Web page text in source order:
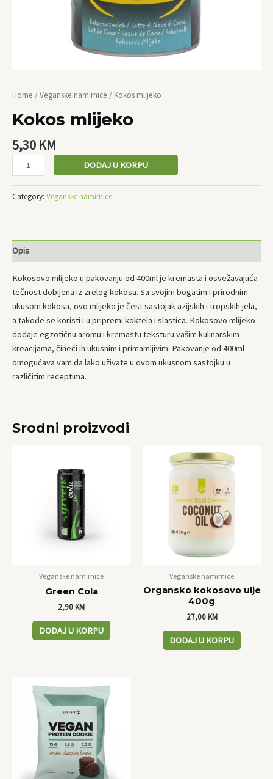
Home /Veganske namirnice / Kokos mlijeko
Kokos mlijeko
5,30 KM
DODAJ U KORPU
Category: Veganske namirnice
Opis
Kokosovo mlijeko u pakovanju od 400ml je kremasta i osvežavajuća
tečnost dobijena iz zrelog kokosa. Sa svojim bogatim i prirodnim
ukusom kokosa, ovo mlijeko je čest sastojak azijskih i tropskih jela,
a takođe se koristi i u pripremi koktela i slastica. Kokosovo mlijeko
dodaje egzotičnu aromu i kremastu teksturu vašim kulinarskim
kreacijama, čineći ih ukusnim i primamljivim. Pakovanje od 400ml
omogućava vam da lako uživate u ovom ukusnom sastojku u
različitim receptima.
Srodni proizvodi
Veganske namirnice
Green Cola
2,90KM
DODAJ U KORPU
Veganske namirnice
Organsko kokosovo ulje
400g
27,00KM
DODAJ U KORPU